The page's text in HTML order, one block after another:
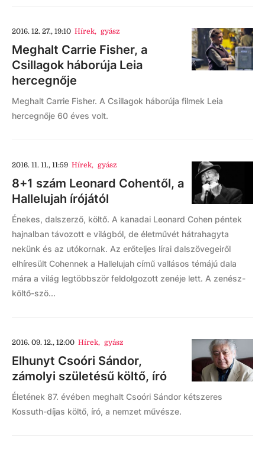
2016. 12. 27., 19:10 Hírek, gyász
Meghalt Carrie Fisher, a
Csillagok háborúja Leia
hercegnője
Meghalt Carrie Fisher. A Csillagok háborúja filmek Leia
hercegnője 60 éves volt.
2016. 11. 11., 11:59 Hírek, gyász
8+1 szám Leonard Cohentől, a
Hallelujah írójától
Énekes, dalszerző, költő. A kanadai Leonard Cohen péntek
hajnalban távozott e világból, de életművét hátrahagyta
nekünk és az utókornak. Az erőteljes lírai dalszövegeiről
elhíresült Cohennek a Hallelujah című vallásos témájú dala
mára a világ legtöbbször feldolgozott zenéje lett. A zenész-
költő-szö...
2016. 09. 12., 12:00 Hírek, gyász
Elhunyt Csoóri Sándor,
zámolyi születésű költő, író
Életének 87. évében meghalt Csoóri Sándor kétszeres
Kossuth-díjas költő, író, a nemzet művésze.